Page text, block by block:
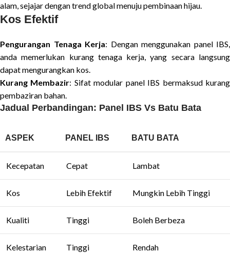
alam, sejajar dengan trend global menuju pembinaan hijau.
Kos Efektif
Pengurangan Tenaga Kerja: Dengan menggunakan panel IBS,
anda memerlukan kurang tenaga kerja, yang secara langsung
dapat mengurangkan kos.
Kurang Membazir: Sifat modular panel IBS bermaksud kurang
pembaziran bahan.
Jadual Perbandingan: Panel IBS Vs Batu Bata
ASPEK PANEL IBS BATU BATA
Kecepatan Cepat Lambat
Kos Lebih Efektif Mungkin Lebih Tinggi
Kualiti Tinggi Boleh Berbeza
Kelestarian Tinggi Rendah